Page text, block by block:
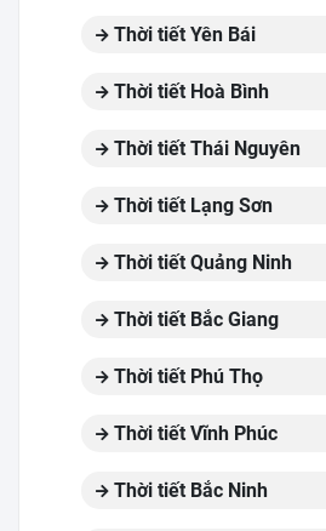
Thời tiết Yên Bái
Thời tiết Hoà Bình
Thời tiết Thái Nguyên
Thời tiết Lạng Sơn
Thời tiết Quảng Ninh
Thời tiết Bắc Giang
Thời tiết Phú Thọ
Thời tiết Vĩnh Phúc
Thời tiết Bắc Ninh